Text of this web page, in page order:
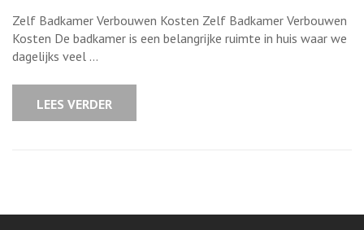
het
Zelf
Verbouwen
Zelf Badkamer Verbouwen Kosten Zelf Badkamer Verbouwen
Kosten De badkamer is een belangrijke ruimte in huis waar we
dagelijks veel …
LEES VERDER